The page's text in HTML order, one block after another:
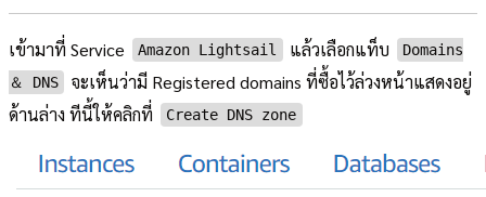
เข้ามาที่ Service Amazon Lightsail แล้วเลือกแท็บ
Domains
＆ DNS
จะเห็นว่ามี Registered domains ที่ซื้อไว้ล่วงหน้าแสดงอยู่
ด้านล่าง ทีนี้ให้คลิกที่
Create DNS zone